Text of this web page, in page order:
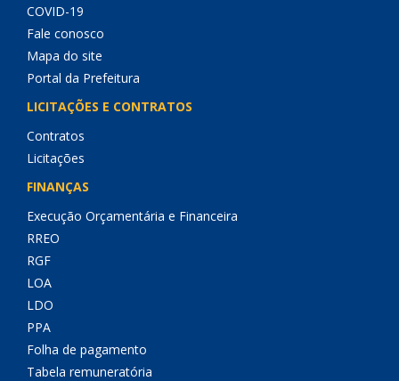
COVID-19
Fale conosco
Mapa do site
Portal da Prefeitura
LICITAÇÕES E CONTRATOS
Contratos
Licitações
FINANÇAS
Execução Orçamentária e Financeira
RREO
RGF
LOA
LDO
PPA
Folha de pagamento
Tabela remuneratória